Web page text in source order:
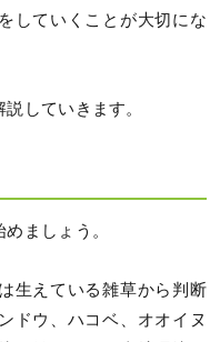
していくことが大切にな
していきます。
ましょう。
生えている雑草から判断
ドウ、ハコベ、オオイヌ